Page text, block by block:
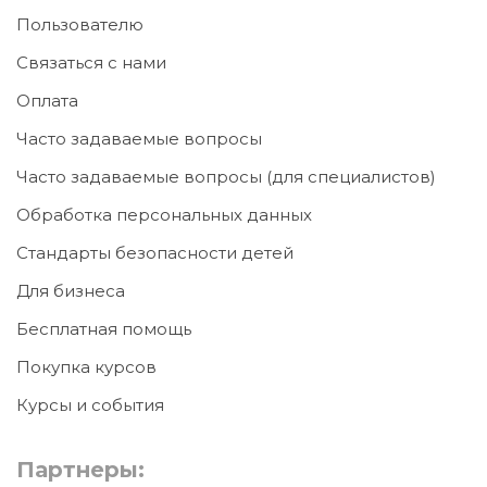
Пользователю
Связаться с нами
Оплата
Часто задаваемые вопросы
Часто задаваемые вопросы (для специалистов)
Обработка персональных данных
Стандарты безопасности детей
Для бизнеса
Бесплатная помощь
Покупка курсов
Курсы и события
Партнеры: